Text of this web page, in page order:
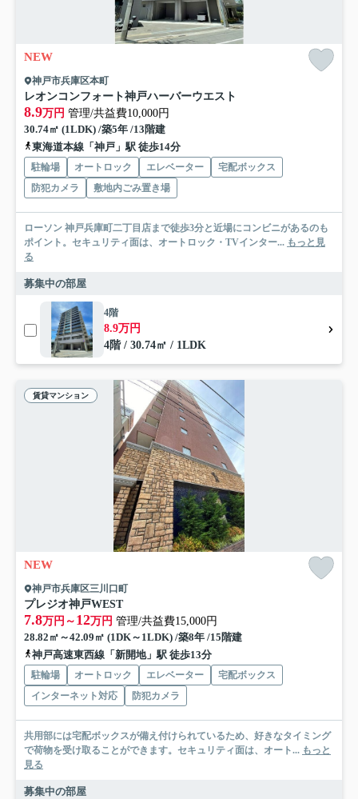
NEW
神戸市兵庫区本町
レオンコンフォート神戸ハーバーウエスト
8.9万円 管理/共益費10,000円
30.74㎡ (1LDK) /築5年 /13階建
東海道本線「神戸」駅 徒歩14分
駐輪場 オートロック エレベーター
宅配ボックス
防犯カメラ
敷地内ごみ置き場
ローソン 神戸兵庫町二丁目店まで徒歩3分と近場にコンビニがあるのも
ポイント。セキュリティ面は、オートロック・TVインター... もっと見
る
募集中の部屋
4階
8.9万円
4階 / 30.74㎡ / 1LDK
賃貸マンション
NEW
神戸市兵庫区三川口町
プレジオ神戸WEST
7.8万円～ 12万円 管理/共益費15,000円
28.82㎡～42.09㎡ (1DK～1LDK) /築8年 /15階建
神戸高速東西線「新開地」駅 徒歩13分
駐輪場 オートロック エレベーター
宅配ボックス
インターネット対応
防犯カメラ
共用部には宅配ボックスが備え付けられているため、好きなタイミング
で荷物を受け取ることができます。セキュリティ面は、オート... もっと
見る
募集中の部屋